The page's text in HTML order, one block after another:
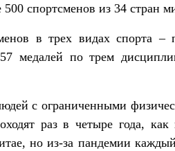
спортсменов из 34 стран
в трех видах спорта –
медалей по трем
с ограниченными
раз в четыре года,
но из-за пандемии